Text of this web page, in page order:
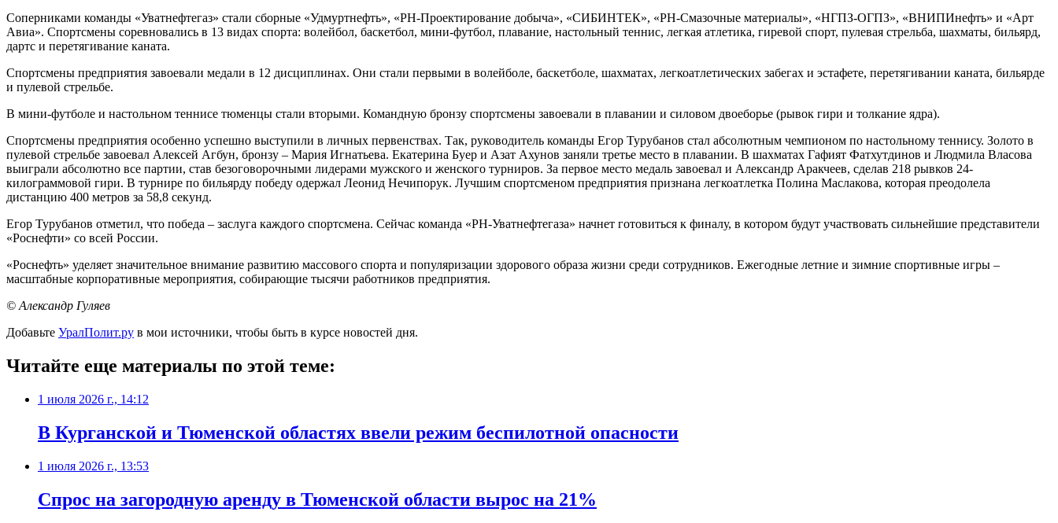
Соперниками команды «Уватнефтегаз» стали сборные «Удмуртнефть», «РН-Проектирование добыча», «СИБИНТЕК», «РН-Смазочные материалы», «НГПЗ-ОГПЗ», «ВНИПИнефть» и «Арт
Авиа». Спортсмены соревновались в 13 видах спорта: волейбол, баскетбол, мини-футбол, плавание, настольный теннис, легкая атлетика, гиревой спорт, пулевая стрельба, шахматы, бильярд,
дартс и перетягивание каната.
Спортсмены предприятия завоевали медали в 12 дисциплинах. Они стали первыми в волейболе, баскетболе, шахматах, легкоатлетических забегах и эстафете, перетягивании каната, бильярде
и пулевой стрельбе.
В мини-футболе и настольном теннисе тюменцы стали вторыми. Командную бронзу спортсмены завоевали в плавании и силовом двоеборье (рывок гири и толкание ядра).
Спортсмены предприятия особенно успешно выступили в личных первенствах. Так, руководитель команды Егор Турубанов стал абсолютным чемпионом по настольному теннису. Золото в
пулевой стрельбе завоевал Алексей Агбун, бронзу – Мария Игнатьева. Екатерина Буер и Азат Ахунов заняли третье место в плавании. В шахматах Гафият Фатхутдинов и Людмила Власова
выиграли абсолютно все партии, став безоговорочными лидерами мужского и женского турниров. За первое место медаль завоевал и Александр Аракчеев, сделав 218 рывков 24-
килограммовой гири. В турнире по бильярду победу одержал Леонид Нечипорук. Лучшим спортсменом предприятия признана легкоатлетка Полина Маслакова, которая преодолела
дистанцию 400 метров за 58,8 секунд.
Егор Турубанов отметил, что победа – заслуга каждого спортсмена. Сейчас команда «РН-Уватнефтегаза» начнет готовиться к финалу, в котором будут участвовать сильнейшие представители
«Роснефти» со всей России.
«Роснефть» уделяет значительное внимание развитию массового спорта и популяризации здорового образа жизни среди сотрудников. Ежегодные летние и зимние спортивные игры –
масштабные корпоративные мероприятия, собирающие тысячи работников предприятия.
© Александр Гуляев
Добавьте УралПолит.ру в мои источники, чтобы быть в курсе новостей дня.
Читайте еще материалы по этой теме:
1 июля 2026 г., 14:12
В Курганской и Тюменской областях ввели режим беспилотной опасности
1 июля 2026 г., 13:53
Спрос на загородную аренду в Тюменской области вырос на 21%